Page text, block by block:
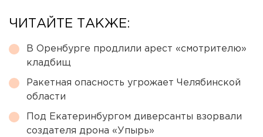
ЧИТАЙТЕ ТАКЖЕ:
В Оренбурге продлили арест «смотрителю»
кладбищ
Ракетная опасность угрожает Челябинской
области
Под Екатеринбургом диверсанты взорвали
создателя дрона «Упырь»